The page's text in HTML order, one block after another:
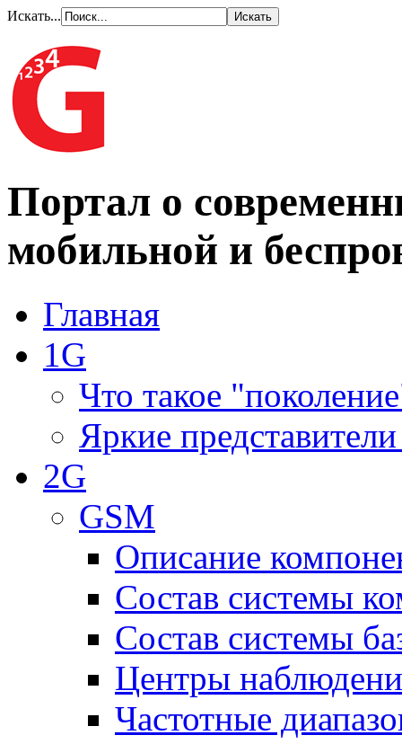
Искать...
Портал о
мобильной и
Главная
1G
Что такое
Яркие
2G
GSM
Описание
Состав системы
Состав системы
Центры
Частотные